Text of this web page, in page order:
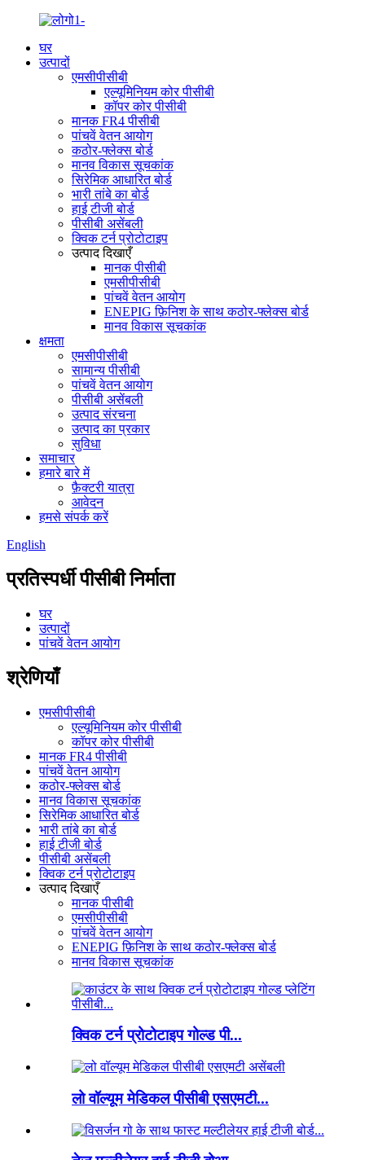
घर
उत्पादों
एमसीपीसीबी
एल्यूमिनियम कोर पीसीबी
कॉपर कोर पीसीबी
मानक FR4 पीसीबी
पांचवें वेतन आयोग
कठोर-फ्लेक्स बोर्ड
मानव विकास सूचकांक
सिरेमिक आधारित बोर्ड
भारी तांबे का बोर्ड
हाई टीजी बोर्ड
पीसीबी असेंबली
क्विक टर्न प्रोटोटाइप
उत्पाद दिखाएँ
मानक पीसीबी
एमसीपीसीबी
पांचवें वेतन आयोग
ENEPIG फ़िनिश के साथ कठोर-फ्लेक्स बोर्ड
मानव विकास सूचकांक
क्षमता
एमसीपीसीबी
सामान्य पीसीबी
पांचवें वेतन आयोग
पीसीबी असेंबली
उत्पाद संरचना
उत्पाद का प्रकार
सुविधा
समाचार
हमारे बारे में
फ़ैक्टरी यात्रा
आवेदन
हमसे संपर्क करें
English
प्रतिस्पर्धी पीसीबी निर्माता
घर
उत्पादों
पांचवें वेतन आयोग
श्रेणियाँ
एमसीपीसीबी
एल्यूमिनियम कोर पीसीबी
कॉपर कोर पीसीबी
मानक FR4 पीसीबी
पांचवें वेतन आयोग
कठोर-फ्लेक्स बोर्ड
मानव विकास सूचकांक
सिरेमिक आधारित बोर्ड
भारी तांबे का बोर्ड
हाई टीजी बोर्ड
पीसीबी असेंबली
क्विक टर्न प्रोटोटाइप
उत्पाद दिखाएँ
मानक पीसीबी
एमसीपीसीबी
पांचवें वेतन आयोग
ENEPIG फ़िनिश के साथ कठोर-फ्लेक्स बोर्ड
मानव विकास सूचकांक
क्विक टर्न प्रोटोटाइप गोल्ड पी...
लो वॉल्यूम मेडिकल पीसीबी एसएमटी...